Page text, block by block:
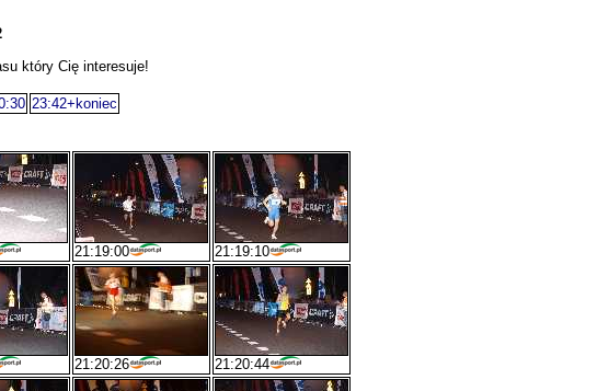
który Cię interesuje!
23:42+koniec
21:19:00 21:19:10
21:20:26 21:20:44